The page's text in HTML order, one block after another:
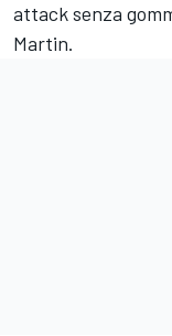
attack senza
Martin.